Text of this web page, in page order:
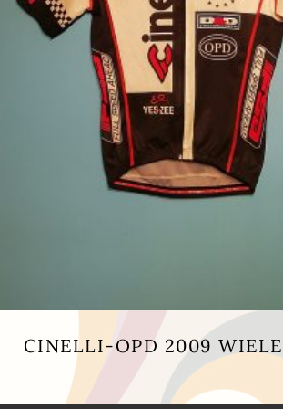
CINELLI-OPD 2009
Dit
product